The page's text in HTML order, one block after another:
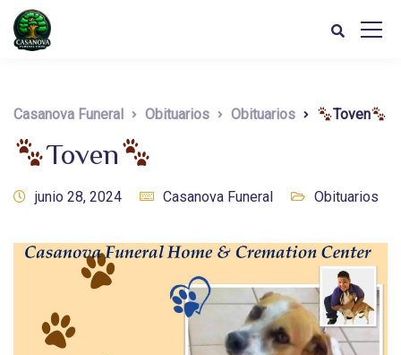
Casanova Funeral Obituarios Obituarios Toven
Toven
junio 28, 2024 Casanova Funeral Obituarios